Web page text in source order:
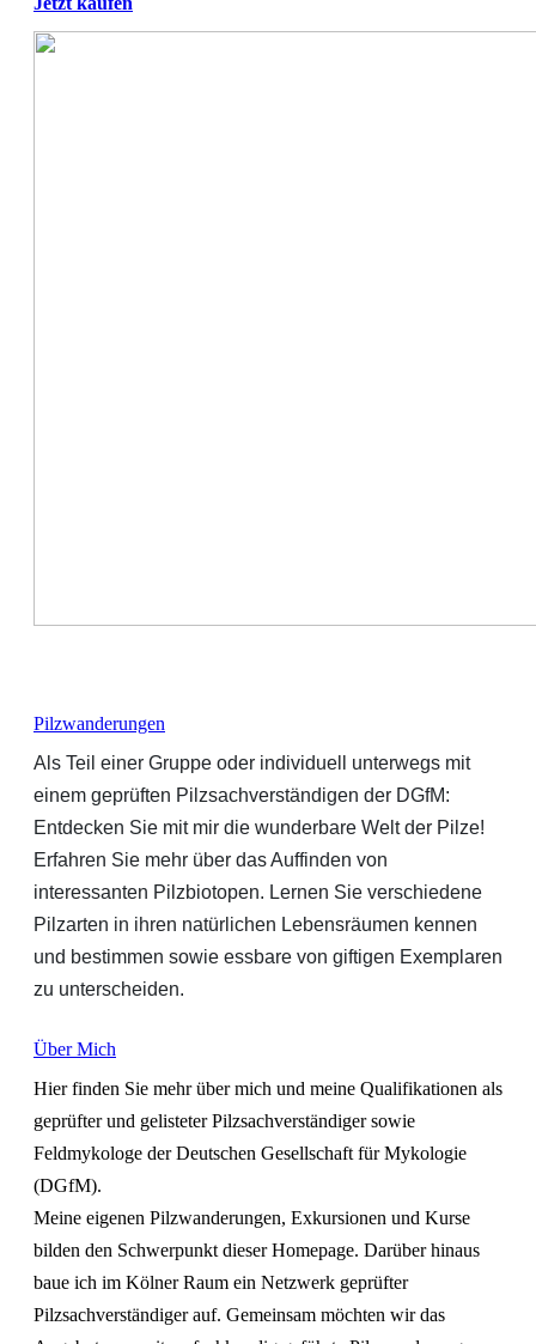
Pilzwanderungen
Als Teil einer Gruppe oder individuell unterwegs mit
einem geprüften Pilzsachverständigen der DGfM:
Entdecken Sie mit mir die wunderbare Welt der Pilze!
Erfahren Sie mehr über das Auffinden von
interessanten Pilzbiotopen. Lernen Sie verschiedene
Pilzarten in ihren natürlichen Lebensräumen kennen
und bestimmen sowie essbare von giftigen Exemplaren
zu unterscheiden.
Über Mich
Hier finden Sie mehr über mich und meine Qualifikationen als
geprüfter und gelisteter Pilzsachverständiger sowie
Feldmykologe der Deutschen Gesellschaft für Mykologie
(DGfM).
Meine eigenen Pilzwanderungen, Exkursionen und Kurse
bilden den Schwerpunkt dieser Homepage. Darüber hinaus
baue ich im Kölner Raum ein Netzwerk geprüfter
Pilzsachverständiger auf. Gemeinsam möchten wir das